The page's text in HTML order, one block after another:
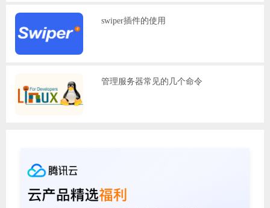
swiper插件的使用
管理服务器常见的几个命令